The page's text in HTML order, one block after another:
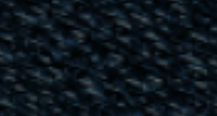
Pattern Tile Tool
Image & Material Bank
Land auswählen